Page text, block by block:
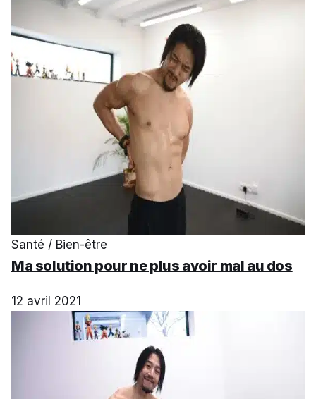
Santé / Bien-être
Ma solution pour ne plus avoir mal au dos
12 avril 2021